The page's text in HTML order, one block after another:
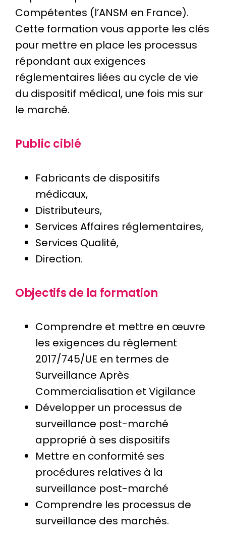
Compétentes (l’ANSM en France).
Cette formation vous apporte les clés
pour mettre en place les processus
répondant aux exigences
réglementaires liées au cycle de vie
du dispositif médical, une fois mis sur
le marché.
Public ciblé
Fabricants de dispositifs
médicaux,
Distributeurs,
Services Affaires réglementaires,
Services Qualité,
Direction.
Objectifs de la formation
Comprendre et mettre en œuvre
les exigences du règlement
2017/745/UE en termes de
Surveillance Après
Commercialisation et Vigilance
Développer un processus de
surveillance post-marché
approprié à ses dispositifs
Mettre en conformité ses
procédures relatives à la
surveillance post-marché
Comprendre les processus de
surveillance des marchés.